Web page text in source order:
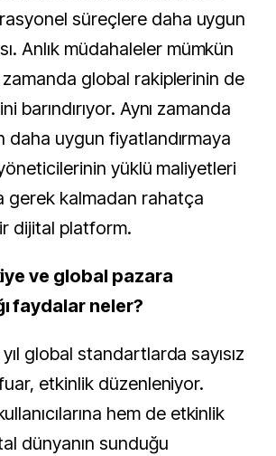
süreçlere daha uygun
Anlık müdahaleler mümkün
zamanda global rakiplerinin de
barındırıyor. Aynı zamanda
daha uygun fiyatlandırmaya
yüklü maliyetleri
gerek kalmadan rahatça
dijital platform.
ve global pazara
faydalar neler?
global standartlarda sayısız
etkinlik düzenleniyor.
hem de etkinlik
dünyanın sunduğu